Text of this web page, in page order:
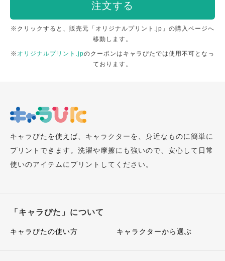
注文する
※クリックすると、販売元「オリジナルプリント.jp」の購入ページへ
移動します。
※ オリジナルプリント.jpのクーポンはキャラぴたでは使用不可となっ
ております。
キャラぴたを使えば、キャラクターを、身近なものに簡単に
プリントできます。洗濯や摩擦にも強いので、安心して日常
使いのアイテムにプリントしてください。
「キャラぴた」について
キャラぴたの使い方 キャラクターから選ぶ